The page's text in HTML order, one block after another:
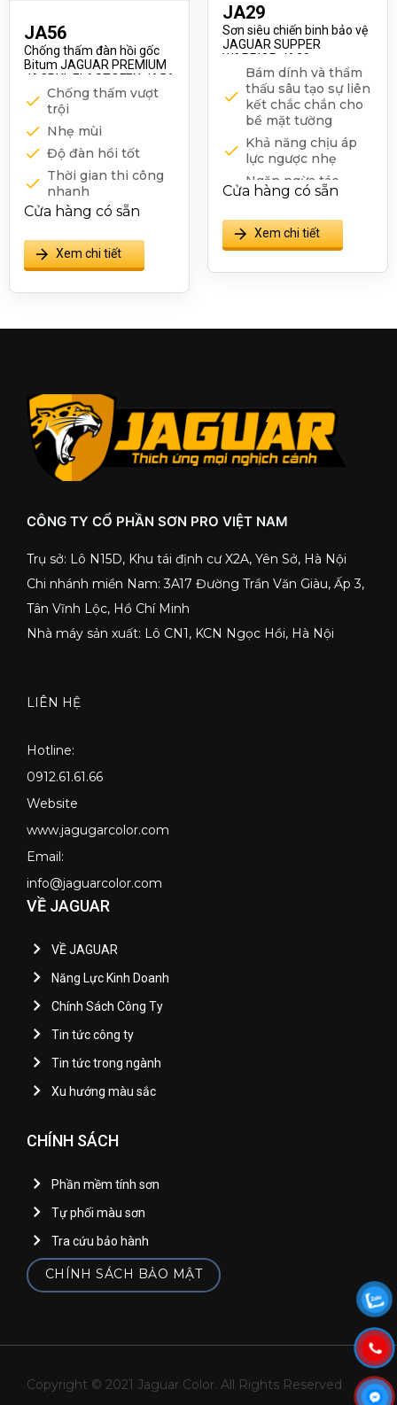
JA56
Chống thấm đàn hồi gốc
Bitum JAGUAR PREMIUM
JACRYL ELASTOFEX JA56
Chống thấm vượt
trội
Nhẹ mùi
Độ đàn hồi tốt
Thời gian thi công
nhanh
Bám dính tốt và
thông thường
Cửa hàng có sẵn
Xem chi tiết
JA29
Sơn siêu chiến binh bảo vệ
JAGUAR SUPPER
WARRIOR JA29
Bám dính và thẩm
thấu sâu tạo sự liên
kết chắc chắn cho
bề mặt tường
Khả năng chịu áp
lực ngược nhẹ
Ngăn ngừa tác
nhân từ bên trong
Bảo vệ bề mặt
hoàn thiện khỏi
Cửa hàng có sẵn
Xem chi tiết
CÔNG TY CỔ PHẦN SƠN PRO VIỆT NAM
Trụ sở: Lô N15D, Khu tái định cư X2A, Yên Sở, Hà Nội
Chi nhánh miền Nam: 3A17 Đường Trần Văn Giàu, Ấp 3,
Tân Vĩnh Lộc, Hồ Chí Minh
Nhà máy sản xuất: Lô CN1, KCN Ngọc Hồi, Hà Nội
LIÊN HỆ
Hotline:
0912.61.61.66
Website
www.jagugarcolor.com
Email:
info@jaguarcolor.com
VỀ JAGUAR
VỀ JAGUAR
Năng Lực Kinh Doanh
Chính Sách Công Ty
Tin tức công ty
Tin tức trong ngành
Xu hướng màu sắc
CHÍNH SÁCH
Phần mềm tính sơn
Tự phối màu sơn
Tra cứu bảo hành
CHÍNH SÁCH BẢO MẬT
Copyright © 2021 Jaguar Color. All Rights Reserved